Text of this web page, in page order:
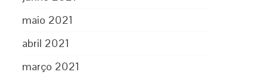
maio 2021
abril 2021
março 2021